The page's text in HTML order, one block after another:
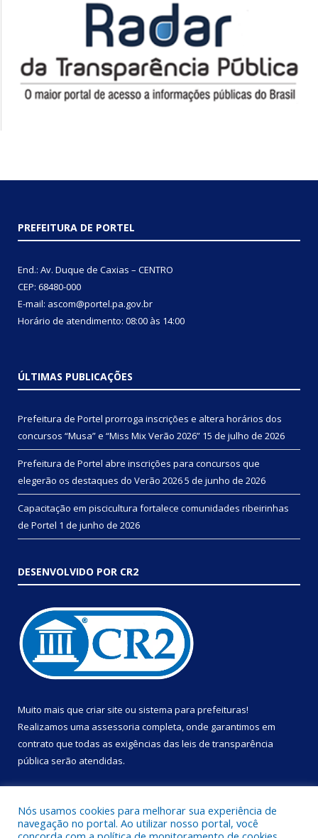
PREFEITURA DE PORTEL
End.: Av. Duque de Caxias – CENTRO
CEP: 68480-000
E-mail: ascom@portel.pa.gov.br
Horário de atendimento: 08:00 às 14:00
ÚLTIMAS PUBLICAÇÕES
Prefeitura de Portel prorroga inscrições e altera horários dos
concursos “Musa” e “Miss Mix Verão 2026” 15 de julho de 2026
Prefeitura de Portel abre inscrições para concursos que
elegerão os destaques do Verão 20265 de junho de 2026
Capacitação em piscicultura fortalece comunidades ribeirinhas
de Portel 1 de junho de 2026
DESENVOLVIDO POR CR2
Muito mais que criar site ou sistema para prefeituras!
Realizamos uma assessoria completa, onde garantimos em
contrato que todas as exigências das leis de transparência
pública serão atendidas.
Nós usamos cookies para melhorar sua experiência de
navegação no portal. Ao utilizar nosso portal, você